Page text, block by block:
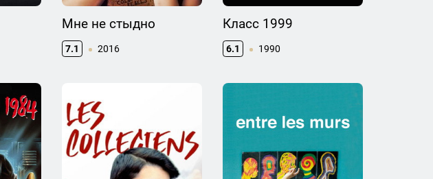
Мне не стыдно
7.1 2016
Класс 1999
6.1 1990